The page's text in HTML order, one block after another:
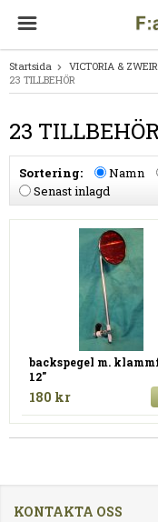
Startsida
VICTORIA &
23 TILLBEHÖR
23 TILLBEHÖR
Sortering: Namn
Senast inlagd
backspegel m.
12"
180 kr
KONTAKTA OSS